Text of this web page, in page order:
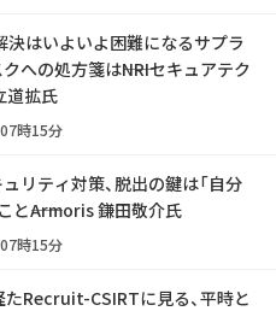
決はいよいよ困難になるサプラ
への処方箋は――NRIセキュアテク
道拡氏
時15分
リティ対策、脱出の鍵は「自分
と――Armoris 鎌田敬介氏
時15分
Recruit-CSIRTに見る、平時と